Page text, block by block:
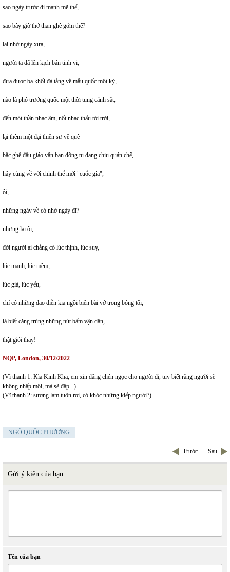
sao ngày trước đi mạnh mẽ thế,
sao bây giờ thở than ghê gớm thế?
lại nhớ ngày xưa,
người ta đã lên kịch bản tinh vi,
đưa được ba khối đá tảng về mẫu quốc một kỳ,
nào là phó trưởng quốc một thời tung cánh sắt,
đến một thần nhạc âm, nốt nhạc thấu tới trời,
lại thêm một đại thiền sư về quê
bắc ghế đẩu giáo vận bạn đồng tu đang chịu quản chế,
hãy cùng về với chính thể mới "cuốc gia",
ôi,
những ngày về có nhớ ngày đi?
nhưng lại ôi,
đời người ai chẳng có lúc thịnh, lúc suy,
lúc mạnh, lúc mềm,
lúc già, lúc yếu,
chỉ có những đạo diễn kia ngồi biên bài vở trong bóng tối,
là biết căng trùng những nút bấm vận dân,
thật giỏi thay!
NQP, London, 30/12/2022
(Vĩ thanh 1: Kìa Kinh Kha, em xin dâng chén ngọc cho người đi, tuy biết rằng người sẽ
không nhấp môi, mà sẽ đập...)
(Vĩ thanh 2: sương lam tuôn rơi, có khóc những kiếp người?)
NGÔ QUỐC PHƯƠNG
Trước Sau
Gửi ý kiến của bạn
Tên của bạn